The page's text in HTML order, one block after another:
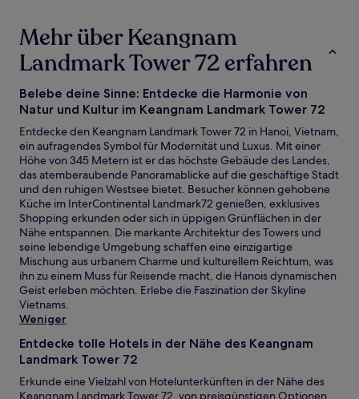
Mehr über Keangnam
Landmark Tower 72 erfahren
Belebe deine Sinne: Entdecke die Harmonie von
Natur und Kultur im Keangnam Landmark Tower 72
Entdecke den Keangnam Landmark Tower 72 in Hanoi, Vietnam,
ein aufragendes Symbol für Modernität und Luxus. Mit einer
Höhe von 345 Metern ist er das höchste Gebäude des Landes,
das atemberaubende Panoramablicke auf die geschäftige Stadt
und den ruhigen Westsee bietet. Besucher können gehobene
Küche im InterContinental Landmark72 genießen, exklusives
Shopping erkunden oder sich in üppigen Grünflächen in der
Nähe entspannen. Die markante Architektur des Towers und
seine lebendige Umgebung schaffen eine einzigartige
Mischung aus urbanem Charme und kulturellem Reichtum, was
ihn zu einem Muss für Reisende macht, die Hanois dynamischen
Geist erleben möchten. Erlebe die Faszination der Skyline
Vietnams.
Weniger
Entdecke tolle Hotels in der Nähe des Keangnam
Landmark Tower 72
Erkunde eine Vielzahl von Hotelunterkünften in der Nähe des
Keangnam Landmark Tower 72, von preisgünstigen Optionen